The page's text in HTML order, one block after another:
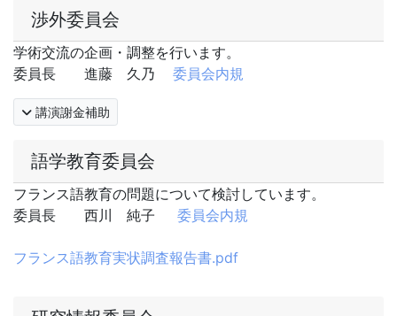
渉外委員会
学術交流の企画・調整を行います。
委員長 進藤 久乃 委員会内規
講演謝金補助
語学教育委員会
フランス語教育の問題について検討しています。
委員長 西川 純子 委員会内規
フランス語教育実状調査報告書.pdf